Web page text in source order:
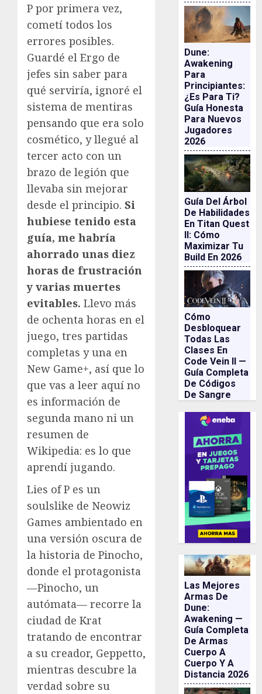
P por primera vez,
cometí todos los
errores posibles.
Guardé el Ergo de
jefes sin saber para
qué serviría, ignoré el
sistema de mentiras
pensando que era solo
cosmético, y llegué al
tercer acto con un
brazo de legión que
llevaba sin mejorar
desde el principio. Si
hubiese tenido esta
guía, me habría
ahorrado unas diez
horas de frustración
y varias muertes
evitables. Llevo más
de ochenta horas en el
juego, tres partidas
completas y una en
New Game+, así que lo
que vas a leer aquí no
es información de
segunda mano ni un
resumen de
Wikipedia: es lo que
aprendí jugando.
Lies of P es un
soulslike de Neowiz
Games ambientado en
una versión oscura de
la historia de Pinocho,
donde el protagonista
—Pinocho, un
autómata— recorre la
ciudad de Krat
tratando de encontrar
a su creador, Geppetto,
mientras descubre la
verdad sobre su
Dune:
Awakening
Para
Principiantes:
¿es Para Ti?
Guía Honesta
Para Nuevos
Jugadores
2026
Guía Del Árbol
De Habilidades
En Titan Quest
II: Cómo
Maximizar Tu
Build En 2026
Cómo
Desbloquear
Todas Las
Clases En
Code Vein II —
Guía Completa
De Códigos
De Sangre
Las Mejores
Armas De
Dune:
Awakening —
Guía Completa
De Armas
Cuerpo A
Cuerpo Y A
Distancia 2026